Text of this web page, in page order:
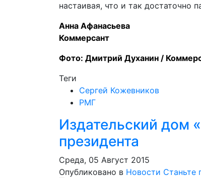
настаивая, что и так достаточно
Анна Афанасьева
Коммерсант
Фото: Дмитрий Духанин /
Теги
Сергей Кожевников
РМГ
Издательский дом
президента
Среда, 05 Август 2015
Опубликовано в Новости Станьте